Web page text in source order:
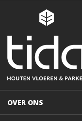
OVER ONS